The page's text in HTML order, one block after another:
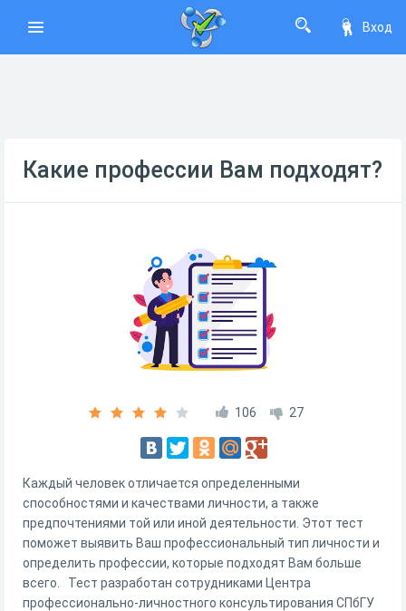
Вход
Какие профессии Вам подходят?
106 27
Каждый человек отличается определенными
способностями и качествами личности, а также
предпочтениями той или иной деятельности. Этот тест
поможет выявить Ваш профессиональный тип личности и
определить профессии, которые подходят Вам больше
всего. Тест разработан сотрудниками Центра
профессионально-личностного консультирования СПбГУ